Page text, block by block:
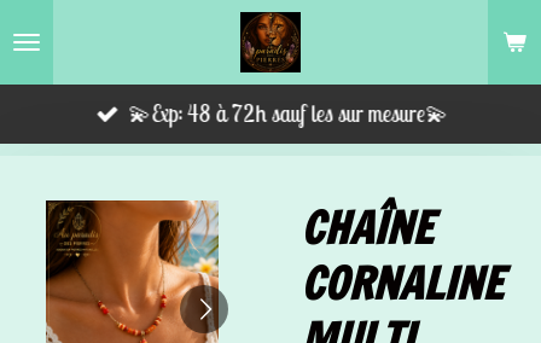
Passer
💫Exp: 48 à 72h sauf les sur mesure💫
CHAÎNE
CORNALINE